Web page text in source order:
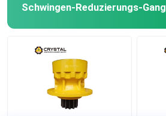
Schwingen-Reduzierungs-Gang